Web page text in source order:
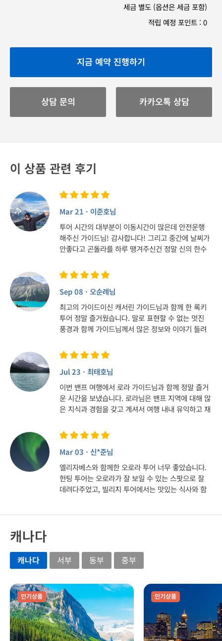
세금 별도 (옵션은 세금 포함)
적립 예정 포인트 : 0
지금 예약 진행하기
상담 문의 카카오톡 상담
이 상품 관련 후기
Mar 21 · 이준호님
투어 시간의 대부분이 이동시간이 많은데 안전운행
해주신 가이드님! 감사합니다! 그리고 중간에 날씨가
안좋다고 곤돌라를 하루 땡겨주신건 정말 신의 한수
니다!
Sep 08 · 오순례님
최고의 가이드이신 캐서린 가이드님과 함께 한 록키
투어 정말 즐거웠습니다. 말로 표현할 수 없는 멋진
풍경과 함께 가이드님께서 많은 정보와 이야기 들려
습니다. 너무 감사합니다.
Jul 23 · 최태호님
이번 밴프 여행에서 로라 가이드님과 함께 정말 즐거
운 시간을 보냈습니다. 로라님은 밴프 지역에 대해 많
은 지식과 경험을 갖고 계셔서 여행 내내 유익하고 재
자연 풍경과 함께 소중한 추억을 만들 수 있었습니다.
좋은 가이드와 함께한 최고의 밴프 여행이었습니다!
Mar 03 · 신*준님
엘리자베스와 함께한 오로라 투어 너무 좋았습니다.
헌팅 투어는 오로라가 잘 보일 수 있는 스팟으로 잘
데려다주었고, 빌리지 투어에서는 맛있는 식사와 함
캐나다
캐나다 서부 동부 중부
인기상품 인기상품